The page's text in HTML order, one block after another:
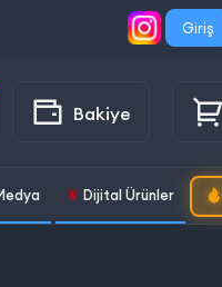
Giriş
Bakiye
Dijital Ürünler